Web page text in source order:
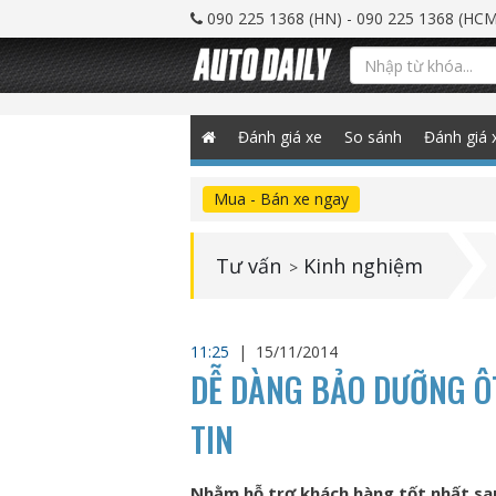
090 225 1368 (HN) - 090 225 1368
Đánh giá xe So sánh Đánh giá
Mua - Bán xe ngay
Tư vấn > Kinh nghiệm
11:25 | 15/11/2014
DỄ DÀNG BẢO DƯỠNG
TIN